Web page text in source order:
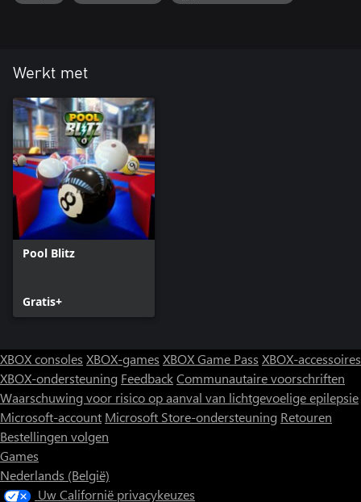
Werkt met
Pool Blitz
Gratis+
XBOX consoles XBOX-games XBOX Game Pass XBOX-accessoires
XBOX-ondersteuning FeedbackCommunautaire voorschriften
Waarschuwing voor risico op aanval van lichtgevoelige epilepsie
Microsoft-account Microsoft Store-ondersteuning Retouren
Bestellingen volgen
Games
Nederlands (België)
Uw Californië privacykeuzes